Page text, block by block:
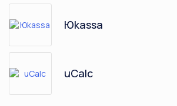
Юkassa
uCalc